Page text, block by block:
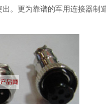
。更为靠谱的军用连接器制